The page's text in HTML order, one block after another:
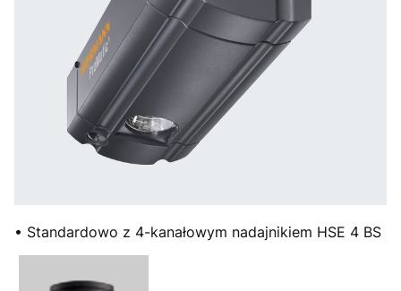
• Standardowo z 4-kanałowym nadajnikiem HSE 4 BS